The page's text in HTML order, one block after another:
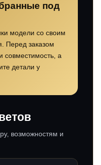
под
модели со своим
Перед заказом
совместимость, а
детали у
возможностям и